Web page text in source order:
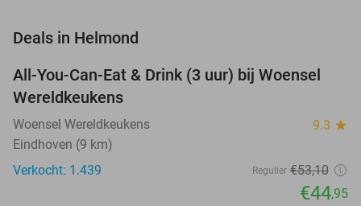
Deals in Helmond
15%
All-You-Can-Eat & Drink (3 uur) bij Woensel
Wereldkeukens
Woensel Wereldkeukens 9.3 star
Eindhoven (9 km)
Verkocht: 1.439
Regulier €53,10
€44,95